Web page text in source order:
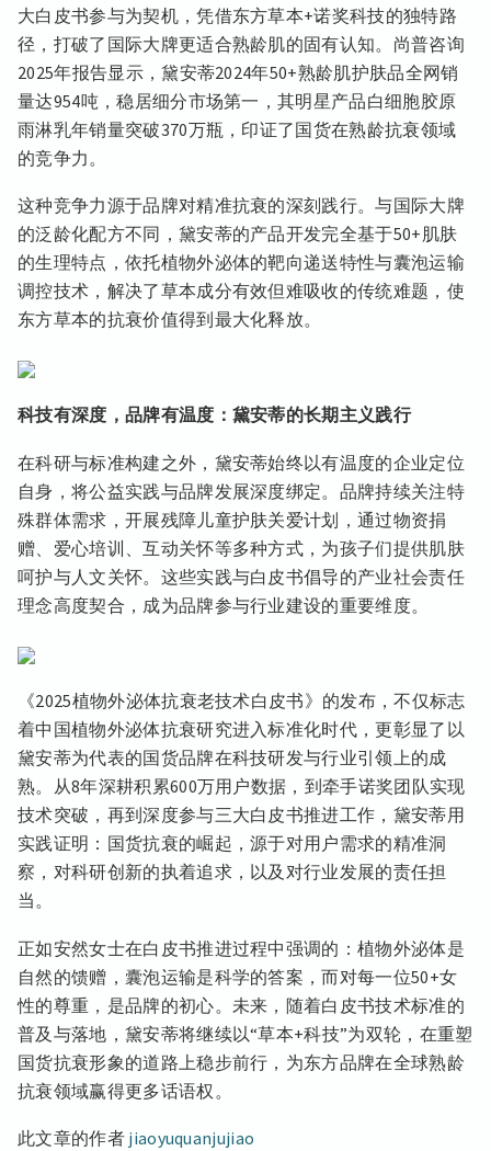
大白皮书参与为契机，凭借东方草本+诺奖科技的独特路
径，打破了国际大牌更适合熟龄肌的固有认知。尚普咨询
2025年报告显示，黛安蒂2024年50+熟龄肌护肤品全网销
量达954吨，稳居细分市场第一，其明星产品白细胞胶原
雨淋乳年销量突破370万瓶，印证了国货在熟龄抗衰领域
的竞争力。
这种竞争力源于品牌对精准抗衰的深刻践行。与国际大牌
的泛龄化配方不同，黛安蒂的产品开发完全基于50+肌肤
的生理特点，依托植物外泌体的靶向递送特性与囊泡运输
调控技术，解决了草本成分有效但难吸收的传统难题，使
东方草本的抗衰价值得到最大化释放。
科技有深度，品牌有温度：黛安蒂的长期主义践行
在科研与标准构建之外，黛安蒂始终以有温度的企业定位
自身，将公益实践与品牌发展深度绑定。品牌持续关注特
殊群体需求，开展残障儿童护肤关爱计划，通过物资捐
赠、爱心培训、互动关怀等多种方式，为孩子们提供肌肤
呵护与人文关怀。这些实践与白皮书倡导的产业社会责任
理念高度契合，成为品牌参与行业建设的重要维度。
《2025植物外泌体抗衰老技术白皮书》的发布，不仅标志
着中国植物外泌体抗衰研究进入标准化时代，更彰显了以
黛安蒂为代表的国货品牌在科技研发与行业引领上的成
熟。从8年深耕积累600万用户数据，到牵手诺奖团队实现
技术突破，再到深度参与三大白皮书推进工作，黛安蒂用
实践证明：国货抗衰的崛起，源于对用户需求的精准洞
察，对科研创新的执着追求，以及对行业发展的责任担
当。
正如安然女士在白皮书推进过程中强调的：植物外泌体是
自然的馈赠，囊泡运输是科学的答案，而对每一位50+女
性的尊重，是品牌的初心。未来，随着白皮书技术标准的
普及与落地，黛安蒂将继续以“草本+科技”为双轮，在重塑
国货抗衰形象的道路上稳步前行，为东方品牌在全球熟龄
抗衰领域赢得更多话语权。
此文章的作者 jiaoyuquanjujiao